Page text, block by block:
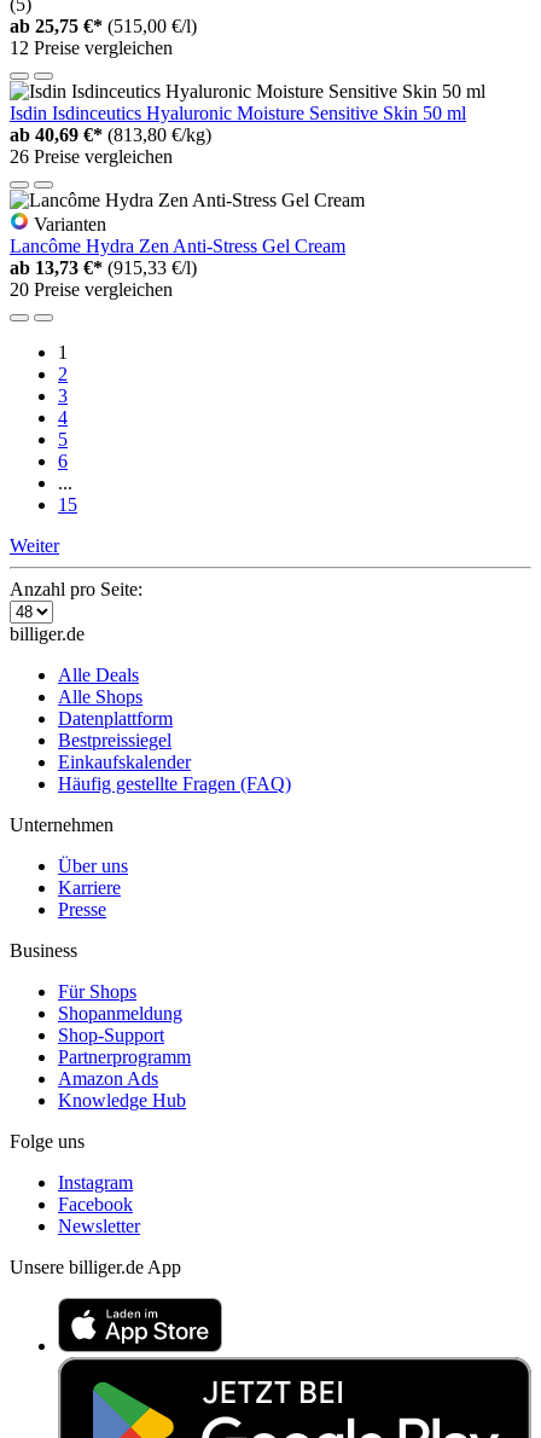
ab 25,75 €* (515,00 €/l)
12 Preise vergleichen
Isdin Isdinceutics Hyaluronic Moisture Sensitive Skin 50 ml
ab 40,69 €* (813,80 €/kg)
26 Preise vergleichen
Varianten
Lancôme Hydra Zen Anti-Stress Gel Cream
ab 13,73 €* (915,33 €/l)
20 Preise vergleichen
1
2
3
4
5
6
...
15
Weiter
Anzahl pro Seite:
billiger.de
Alle Deals
Alle Shops
Datenplattform
Bestpreissiegel
Einkaufskalender
Häufig gestellte Fragen (FAQ)
Unternehmen
Über uns
Karriere
Presse
Business
Für Shops
Shopanmeldung
Shop-Support
Partnerprogramm
Amazon Ads
Knowledge Hub
Folge uns
Instagram
Facebook
Newsletter
Unsere billiger.de App